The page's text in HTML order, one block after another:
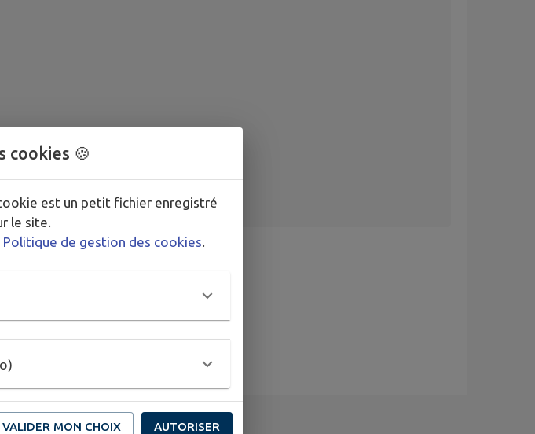
cookies 🍪
est un petit fichier enregistré
le site.
Politique de gestion des cookies.
VALIDER MON CHOIX AUTORISER